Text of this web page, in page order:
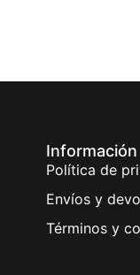
Información
Política de
Envíos y
Términos y